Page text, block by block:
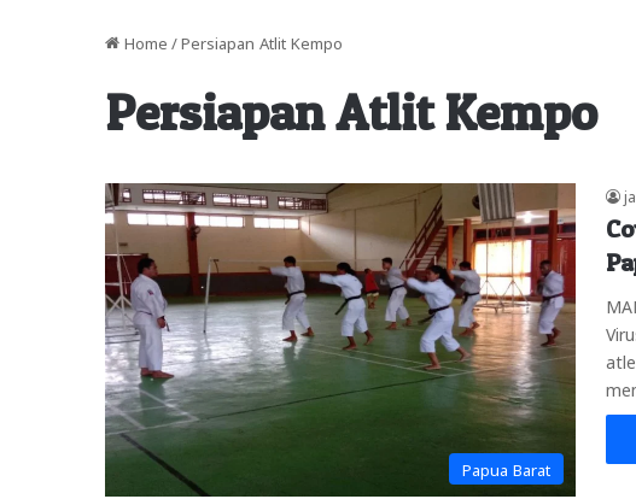
Home / Persiapan Atlit Kempo
Persiapan Atlit Kempo
Papua Barat